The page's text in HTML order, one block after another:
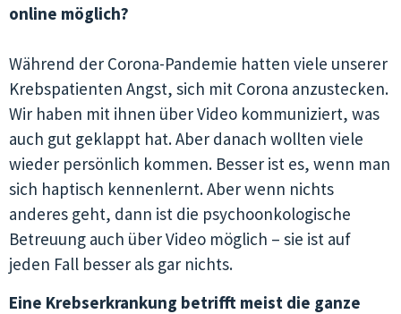
online möglich?
Während der Corona-Pandemie hatten viele unserer
Krebspatienten Angst, sich mit Corona anzustecken.
Wir haben mit ihnen über Video kommuniziert, was
auch gut geklappt hat. Aber danach wollten viele
wieder persönlich kommen. Besser ist es, wenn man
sich haptisch kennenlernt. Aber wenn nichts
anderes geht, dann ist die psychoonkologische
Betreuung auch über Video möglich – sie ist auf
jeden Fall besser als gar nichts.
Eine Krebserkrankung betrifft meist die ganze